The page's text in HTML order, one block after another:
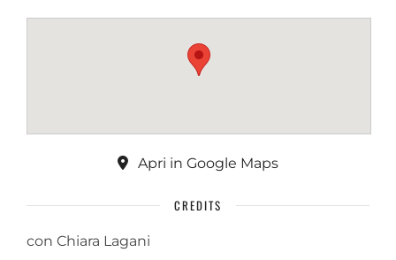
Apri in Google Maps
CREDITS
con Chiara Lagani